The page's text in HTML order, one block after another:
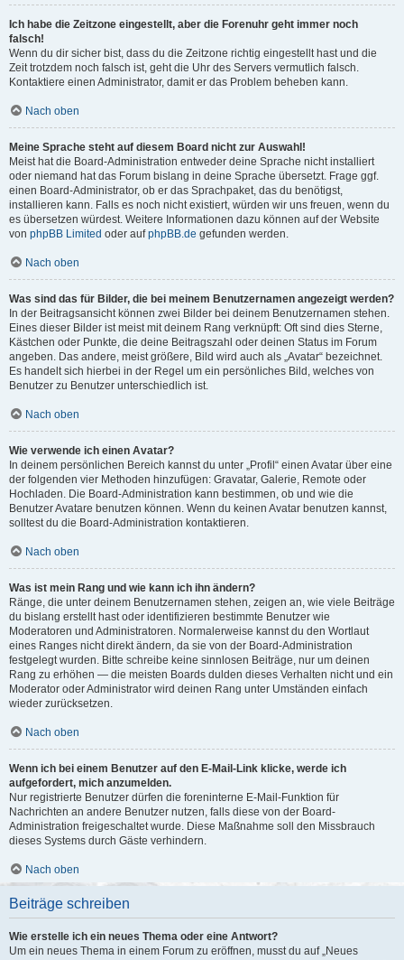
Ich habe die Zeitzone eingestellt, aber die Forenuhr geht immer noch
falsch!
Wenn du dir sicher bist, dass du die Zeitzone richtig eingestellt hast und die
Zeit trotzdem noch falsch ist, geht die Uhr des Servers vermutlich falsch.
Kontaktiere einen Administrator, damit er das Problem beheben kann.
Nach oben
Meine Sprache steht auf diesem Board nicht zur Auswahl!
Meist hat die Board-Administration entweder deine Sprache nicht installiert
oder niemand hat das Forum bislang in deine Sprache übersetzt. Frage ggf.
einen Board-Administrator, ob er das Sprachpaket, das du benötigst,
installieren kann. Falls es noch nicht existiert, würden wir uns freuen, wenn du
es übersetzen würdest. Weitere Informationen dazu können auf der Website
von phpBB Limited oder aufphpBB.de gefunden werden.
Nach oben
Was sind das für Bilder, die bei meinem Benutzernamen angezeigt werden?
In der Beitragsansicht können zwei Bilder bei deinem Benutzernamen stehen.
Eines dieser Bilder ist meist mit deinem Rang verknüpft: Oft sind dies Sterne,
Kästchen oder Punkte, die deine Beitragszahl oder deinen Status im Forum
angeben. Das andere, meist größere, Bild wird auch als „Avatar“ bezeichnet.
Es handelt sich hierbei in der Regel um ein persönliches Bild, welches von
Benutzer zu Benutzer unterschiedlich ist.
Nach oben
Wie verwende ich einen Avatar?
In deinem persönlichen Bereich kannst du unter „Profil“ einen Avatar über eine
der folgenden vier Methoden hinzufügen: Gravatar, Galerie, Remote oder
Hochladen. Die Board-Administration kann bestimmen, ob und wie die
Benutzer Avatare benutzen können. Wenn du keinen Avatar benutzen kannst,
solltest du die Board-Administration kontaktieren.
Nach oben
Was ist mein Rang und wie kann ich ihn ändern?
Ränge, die unter deinem Benutzernamen stehen, zeigen an, wie viele Beiträge
du bislang erstellt hast oder identifizieren bestimmte Benutzer wie
Moderatoren und Administratoren. Normalerweise kannst du den Wortlaut
eines Ranges nicht direkt ändern, da sie von der Board-Administration
festgelegt wurden. Bitte schreibe keine sinnlosen Beiträge, nur um deinen
Rang zu erhöhen — die meisten Boards dulden dieses Verhalten nicht und ein
Moderator oder Administrator wird deinen Rang unter Umständen einfach
wieder zurücksetzen.
Nach oben
Wenn ich bei einem Benutzer auf den E-Mail-Link klicke, werde ich
aufgefordert, mich anzumelden.
Nur registrierte Benutzer dürfen die foreninterne E-Mail-Funktion für
Nachrichten an andere Benutzer nutzen, falls diese von der Board-
Administration freigeschaltet wurde. Diese Maßnahme soll den Missbrauch
dieses Systems durch Gäste verhindern.
Nach oben
Beiträge schreiben
Wie erstelle ich ein neues Thema oder eine Antwort?
Um ein neues Thema in einem Forum zu eröffnen, musst du auf „Neues